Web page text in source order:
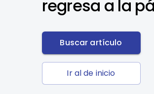
regresa a la
Buscar artículo
Ir al de inicio